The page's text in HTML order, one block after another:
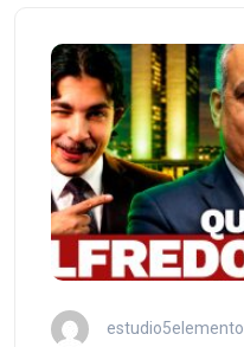
estudio5elemento